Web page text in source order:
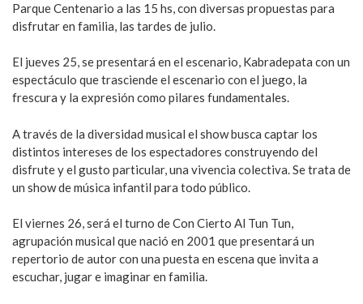
Parque Centenario a las 15 hs, con diversas propuestas para
disfrutar en familia, las tardes de julio.
El jueves 25, se presentará en el escenario, Kabradepata con un
espectáculo que trasciende el escenario con el juego, la
frescura y la expresión como pilares fundamentales.
A través de la diversidad musical el show busca captar los
distintos intereses de los espectadores construyendo del
disfrute y el gusto particular, una vivencia colectiva. Se trata de
un show de música infantil para todo público.
El viernes 26, será el turno de Con Cierto Al Tun Tun,
agrupación musical que nació en 2001 que presentará un
repertorio de autor con una puesta en escena que invita a
escuchar, jugar e imaginar en familia.